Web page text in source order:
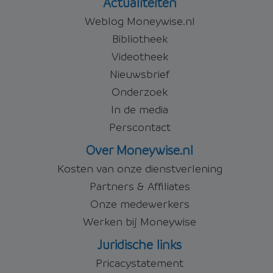
Weblog Moneywise.nl
Bibliotheek
Videotheek
Nieuwsbrief
Onderzoek
In de media
Perscontact
Over Moneywise.nl
Kosten van onze dienstverlening
Partners & Affiliates
Onze medewerkers
Werken bij Moneywise
Juridische links
Pricacystatement